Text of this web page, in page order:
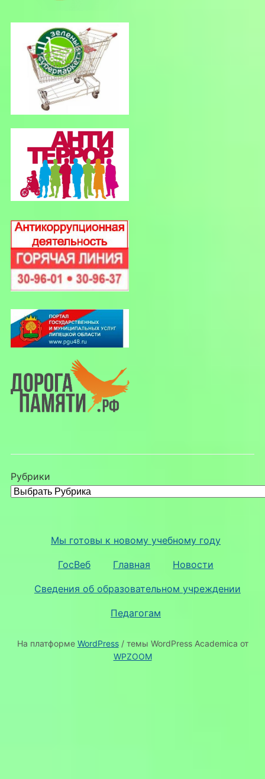
Рубрики
Мы готовы к новому учебному году
ГосВеб Главная Новости
Сведения об образовательном учреждении
Педагогам
На платформе WordPress/ темы WordPress Academica от
WPZOOM